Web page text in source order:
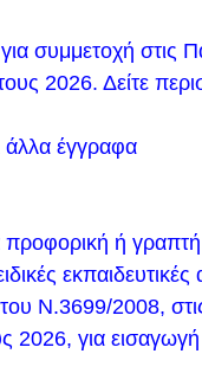
του Έργου της
στο Λύκειο
Ο ΝΙΚΗΤΗΣ ΜΕ
Γ. Ο ΝΙΚΗΤΗΣ ΜΕ
ΝΙΚΗΤΗΣ ΜΕ ΤΗ Γ.
συμμετοχή στις
2026. Δείτε
άλλα έγγραφα
προφορική ή
εκπαιδευτικές
Ν.3699/2008,
2026, για εισαγωγή